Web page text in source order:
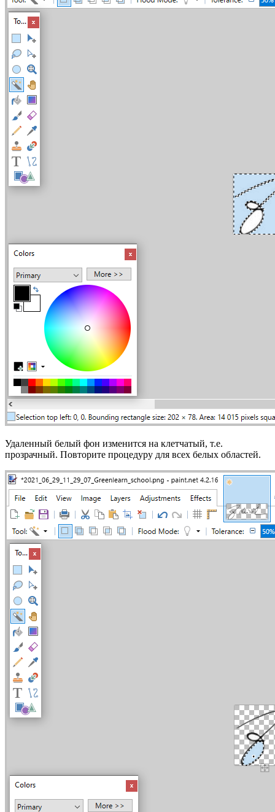
Удаленный белый фон изменится на клетчатый, т.е.
прозрачный. Повторите процедуру для всех белых областей.